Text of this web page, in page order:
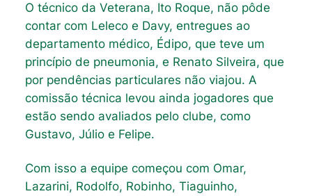
O técnico da Veterana, Ito Roque, não pôde
contar com Leleco e Davy, entregues ao
departamento médico, Édipo, que teve um
princípio de pneumonia, e Renato Silveira, que
por pendências particulares não viajou. A
comissão técnica levou ainda jogadores que
estão sendo avaliados pelo clube, como
Gustavo, Júlio e Felipe.
Com isso a equipe começou com Omar,
Lazarini, Rodolfo, Robinho, Tiaguinho,